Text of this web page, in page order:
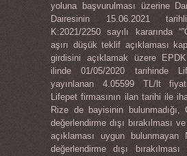
yoluna başvurulması üzerine
Dairesinin 15.06.2021
K:2021/2250 sayılı kararında
aşırı düşük teklif açıklaması
girdisini açıklamak üzere
ilinde 01/05/2020 tarihinde
yayınlanan 4.05599 TL/lt
Lifepet firmasının ilan tarihi ile
Rize de bayisinin bulunmadığı,
değerlendirme dışı bırakılması
açıklaması uygun bulunmayan
değerlendirme dışı